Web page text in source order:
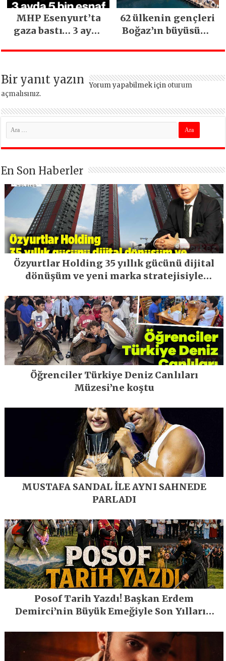
MHP Esenyurt’ta
gaza bastı… 3 ayda
edildi
62 ülkenin gençleri
Boğaz’ın büyüsüne
Bir yanıt yazın Yorum yapabilmek için oturum
açmalısınız.
En Son Haberler
Özyurtlar Holding 35 yıllık gücünü dijital
dönüşüm ve yeni marka stratejisiyle
Öğrenciler Türkiye Deniz Canlıları
Müzesi’ne koştu
MUSTAFA SANDAL İLE AYNI SAHNEDE
PARLADI
Posof Tarih Yazdı! Başkan Erdem
Demirci’nin Büyük Emeğiyle Son Yılların